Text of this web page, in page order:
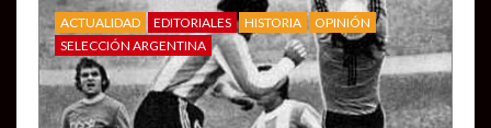
ACTUALIDAD EDITORIALES HISTORIA
OPINIÓN
SELECCIÓN ARGENTINA